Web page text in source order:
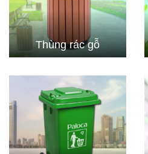
Thùng rác gỗ